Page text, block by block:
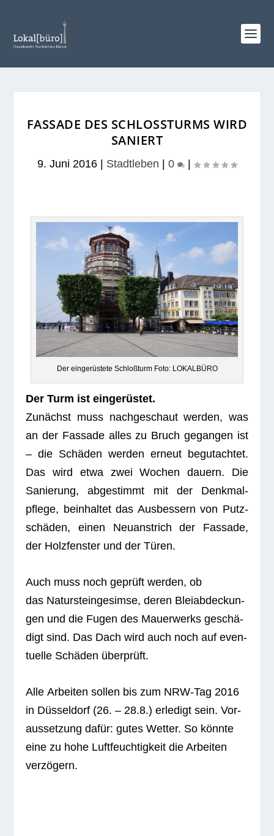
FASSADE DES SCHLOSSTURMS WIRD
SANIERT
9. Juni 2016 Stadtleben 0
Der ein­ge­rüs­tete Schloß­turm Foto: LOKALBÜRO
Der Turm ist eingerüstet.
Zunächst muss nach­ge­schaut wer­den, was
an der Fas­sade alles zu Bruch gegan­gen ist
– die Schä­den wer­den erneut begut­ach­tet.
Das wird etwa zwei Wochen dau­ern. Die
Sanie­rung, abge­stimmt mit der Denk­mal­
pflege, beinhal­tet das Aus­bes­sern von Putz­
schä­den, einen Neu­an­strich der Fas­sade,
der Holz­fens­ter und der Türen.
Auch muss noch geprüft wer­den, ob
das Natur­stein­ge­simse, deren Blei­ab­de­ckun­
gen und die Fugen des Mau­er­werks geschä­
digt sind. Das Dach wird auch noch auf even­
tu­elle Schä­den überprüft.
Alle Arbei­ten sol­len bis zum NRW-Tag 2016
in Düs­sel­dorf (26. – 28.8.) erle­digt sein. Vor­
aus­set­zung dafür: gutes Wet­ter. So könnte
eine zu hohe Luft­feuch­tig­keit die Arbei­ten
verzögern.